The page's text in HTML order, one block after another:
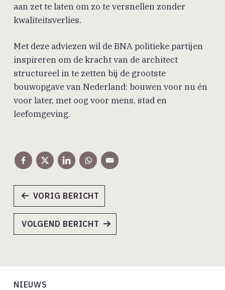
aan zet te laten om zo te versnellen zonder
kwaliteitsverlies.
Met deze adviezen wil de BNA politieke partijen
inspireren om de kracht van de architect
structureel in te zetten bij de grootste
bouwopgave van Nederland: bouwen voor nu én
voor later, met oog voor mens, stad en
leefomgeving.
VORIG BERICHT
VOLGEND BERICHT
NIEUWS